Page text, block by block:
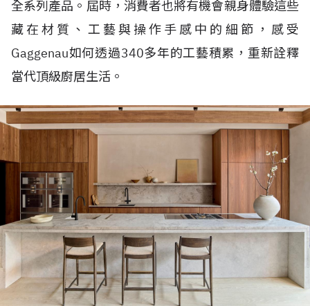
全系列產品。屆時，消費者也將有機會親身體驗這些
藏在材質、工藝與操作手感中的細節，感受
Gaggenau如何透過340多年的工藝積累，重新詮釋
當代頂級廚居生活。